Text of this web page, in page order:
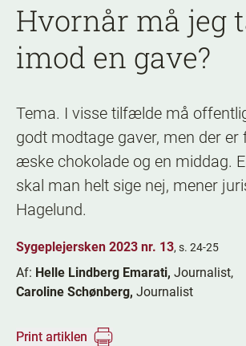
Hvornår må jeg
imod en gave?
Tema. I visse tilfælde må
godt modtage gaver, men der er
æske chokolade og en middag.
skal man helt sige nej, mener
Hagelund.
Sygeplejersken 2023 nr. 13, s. 24-25
Af: Helle Lindberg Emarati, Journalist,
Caroline Schønberg, Journalist
Print artiklen